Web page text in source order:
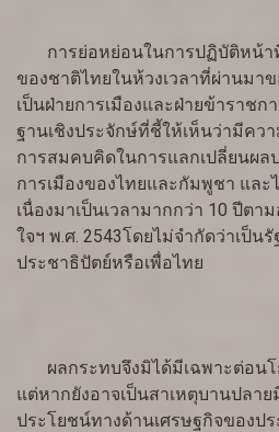
การย่อหย่อนในการปฏิบัติหน้า
ของชาติไทยในห้วงเวลาที่ผ่านมาข
เป็นฝ่ายการเมืองและฝ่ายข้าราชก
ฐานเชิงประจักษ์ที่ชี้ให้เห็นว่ามีคว
การสมคบคิดในการแลกเปลี่ยนผล
การเมืองของไทยและกัมพูชา และ
เนื่องมาเป็นเวลามากกว่า 10 ปีตา
ใจฯ พ.ศ. 2543โดยไม่จำกัดว่าเป็น
ประชาธิปัตย์หรือเพื่อไทย
ผลกระทบจึงมิได้มีเฉพาะต่อนโ
แต่หากยังอาจเป็นสาเหตุบานปลา
ประโยชน์ทางด้านเศรษฐกิจของปร